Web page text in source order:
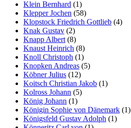
Klein Bernhard (1)
Klepper Jochen (58)
Klopstock Friedrich Gottlieb (4)
Knak Gustav (2)
Knapp Albert (8)
Knaust Heinrich (8)
Knoll Christoph (1)
Knopken Andreas (5)
Köbner Julius (12)
Koitsch Christian Jakob (1)
Kolross Johann (5)
König Johann (1)
Königin Sophie von Dänemark (1)
Königsfeld Gustav Adolph (1)